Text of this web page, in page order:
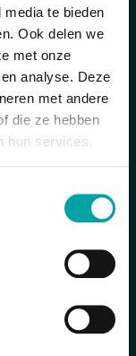
te bieden
Ook delen we
met onze
analyse. Deze
met andere
die ze hebben
hun services.
in maart, juni,
van meer